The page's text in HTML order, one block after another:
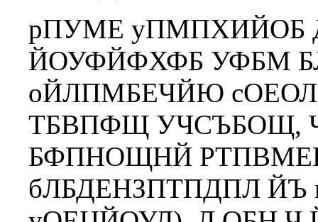
рПУМЕ уПМПХИЙОБ
ЙОУФЙФХФБ УФБМ
оЙЛПМБЕЧЙЮ
ТБВПФЩ УЧСЪБОЩ,
БФПНОЩНЙ
бЛБДЕНЗПТПДПЛ